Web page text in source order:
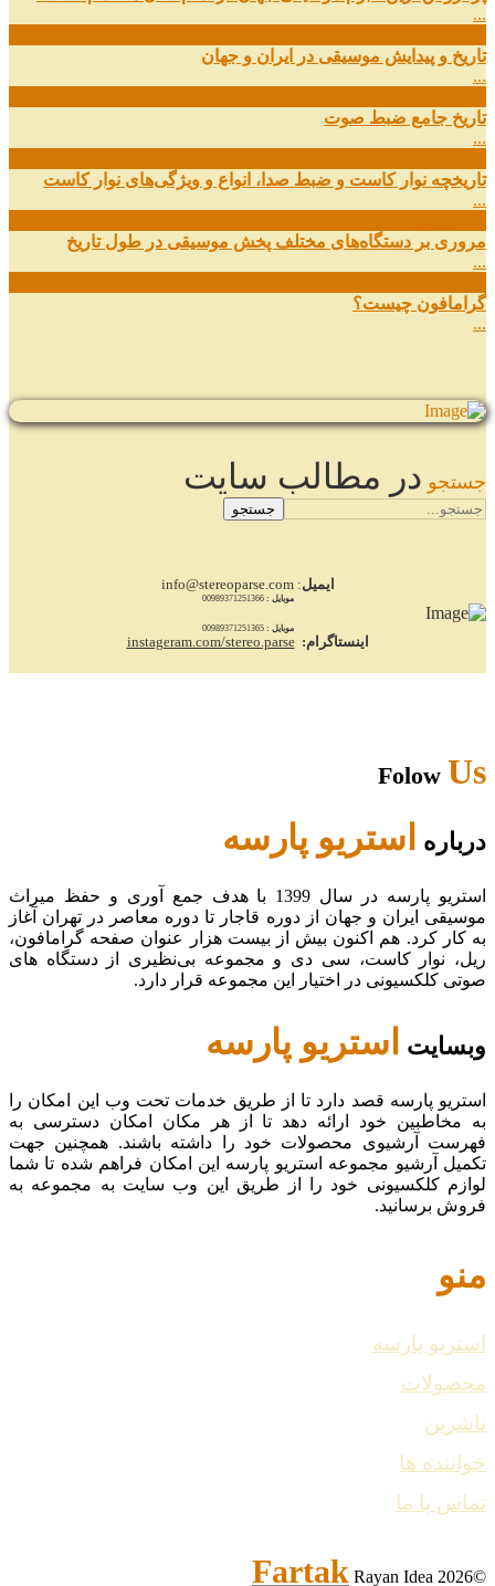
...
تاریخ و پیدایش موسیقی در ایران و جهان
...
تاریخ جامع ضبط صوت
...
تاریخچه نوار کاست و ضبط صدا، انواع و ویژگی‌های نوار کاست
...
مروری بر دستگاه‌های مختلف پخش موسیقی در طول تاریخ
...
گرامافون چیست؟
...
جستجو در مطالب سایت
جستجو
ایمیل : info@stereoparse.com
موبایل :00989371251366
موبایل :00989371251365
اینستاگرام: instageram.com/stereo.parse
FolowUs
درباره استریو پارسه
استریو پارسه در سال 1399 با هدف جمع آوری و حفظ میراث
موسیقی ایران و جهان از دوره قاجار تا دوره معاصر در تهران آغاز
به کار کرد. هم اکنون بیش از بیست هزار عنوان صفحه گرامافون،
ریل، نوار کاست، سی دی و مجموعه بی‌نظیری از دستگاه های
صوتی کلکسیونی در اختیار این مجموعه قرار دارد.
وبسایت استریو پارسه
استریو پارسه قصد دارد تا از طریق خدمات تحت وب این امکان را
به مخاطبین خود ارائه دهد تا از هر مکان امکان دسترسی به
فهرست آرشیوی محصولات خود را داشته باشند. همچنین جهت
تکمیل آرشیو مجموعه استریو پارسه این امکان فراهم شده تا شما
لوازم کلکسیونی خود را از طریق این وب سایت به مجموعه به
فروش برسانید.
منو
استریو پارسه
محصولات
ناشرین
خواننده ها
تماس با ما
©2026
FartakRayan Idea